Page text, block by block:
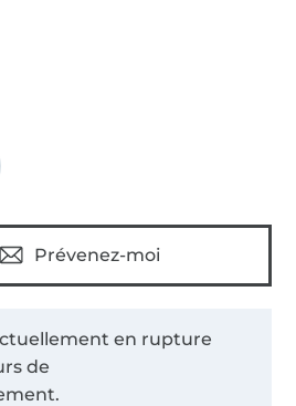
Prévenez-moi
en rupture
de